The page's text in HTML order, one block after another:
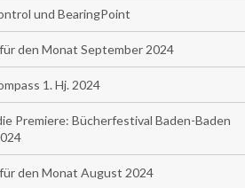
und BearingPoint
den Monat September 2024
1. Hj. 2024
Premiere: Bücherfestival Baden-Baden
den Monat August 2024